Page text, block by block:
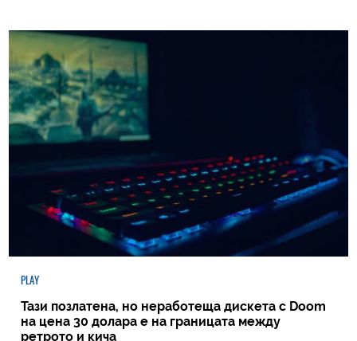
PLAY
Тази позлатена, но неработеща дискета с Doom
на цена 30 долара е на границата между
ретрото и кича